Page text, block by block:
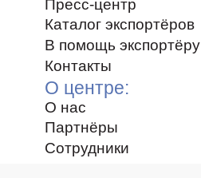
Пресс-центр
Каталог экспортёров
В помощь экспортёру
Контакты
О центре:
О нас
Партнёры
Сотрудники